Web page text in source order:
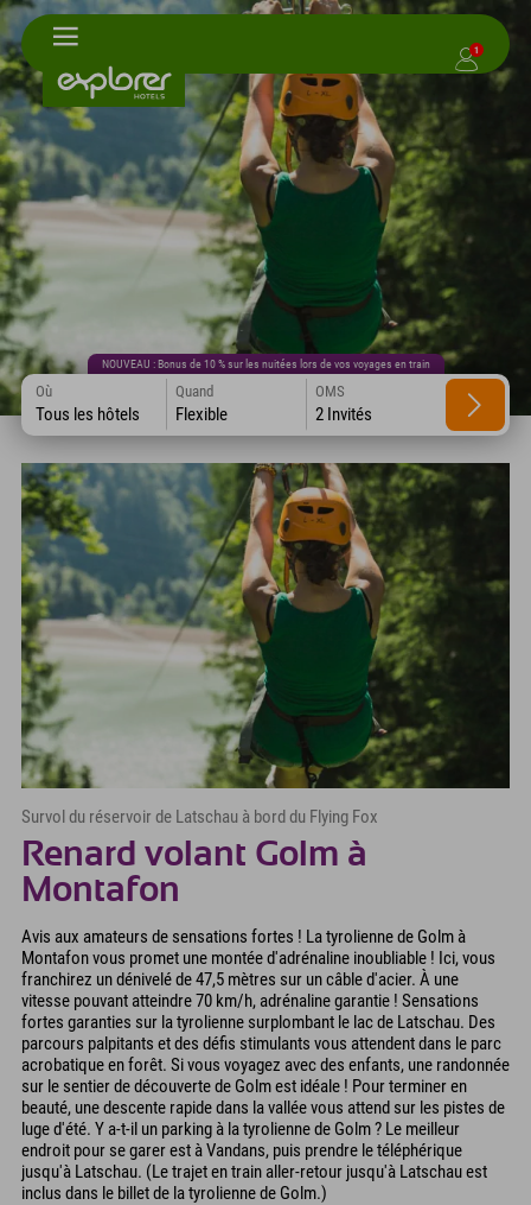
1
NOUVEAU : Bonus de 10 % sur les nuitées lors de vos voyages en train
Où
Tous les hôtels
Quand
Flexible
OMS
2 Invités
Survol du réservoir de Latschau à bord du Flying Fox
Renard volant Golm à
Montafon
Avis aux amateurs de sensations fortes ! La tyrolienne de Golm à
Montafon vous promet une montée d'adrénaline inoubliable ! Ici, vous
franchirez un dénivelé de 47,5 mètres sur un câble d'acier. À une
vitesse pouvant atteindre 70 km/h, adrénaline garantie ! Sensations
fortes garanties sur la tyrolienne surplombant le lac de Latschau. Des
parcours palpitants et des défis stimulants vous attendent dans le parc
acrobatique en forêt. Si vous voyagez avec des enfants, une randonnée
sur le sentier de découverte de Golm est idéale ! Pour terminer en
beauté, une descente rapide dans la vallée vous attend sur les pistes de
luge d'été. Y a-t-il un parking à la tyrolienne de Golm ? Le meilleur
endroit pour se garer est à Vandans, puis prendre le téléphérique
jusqu'à Latschau. (Le trajet en train aller-retour jusqu'à Latschau est
inclus dans le billet de la tyrolienne de Golm.)